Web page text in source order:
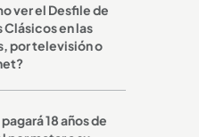
ver el Desfile de
Clásicos en las
por televisión o
18 años de